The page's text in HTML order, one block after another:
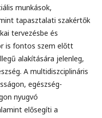
munkások,
tapasztalati szakértők
tervezésbe és
is fontos szem előtt
alakítására jelenleg,
A multidiszciplináris
egészség-
nyugvó
elősegíti a